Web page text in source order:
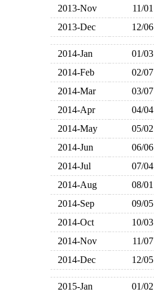
2013-Nov
11/01
2013-Dec
12/06
2014-Jan 01/03
2014-Feb
02/07
2014-Mar
03/07
2014-Apr
04/04
2014-May
05/02
2014-Jun
06/06
2014-Jul
07/04
2014-Aug
08/01
2014-Sep
09/05
2014-Oct
10/03
2014-Nov
11/07
2014-Dec
12/05
2015-Jan 01/02